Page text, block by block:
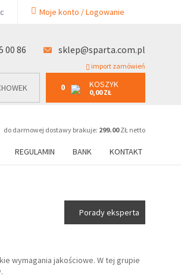
Moje konto / Logowanie
00 86 sklep@sparta.com.pl
import zamówień
0 KOSZYK
0,00 ZŁ
do darmowej dostawy brakuje: 299.00ZŁ netto
REGULAMIN BANK KONTAKT
0 KOSZYK
0,00 ZŁ
Porady eksperta
wymagania jakościowe. W tej grupie